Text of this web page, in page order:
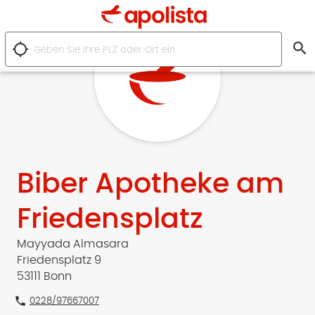
location_searching search
Biber Apotheke am
Friedensplatz
Mayyada Almasara
Friedensplatz 9
53111 Bonn
phone 0228/97667007